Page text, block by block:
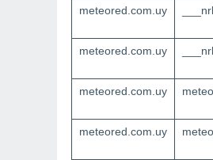
meteored.com.uy
meteored.com.uy
meteored.com.uy
meteored.com.uy